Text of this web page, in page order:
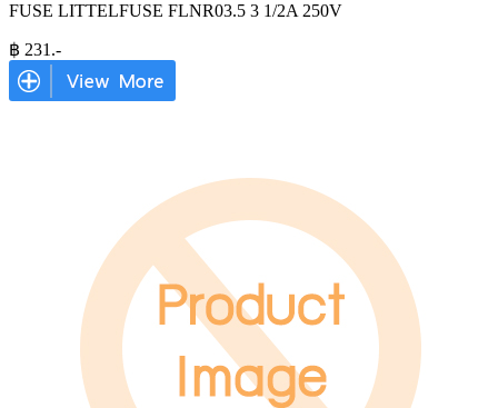
FUSE LITTELFUSE FLNR03.5 3 1/2A 250V
฿ 231 .-